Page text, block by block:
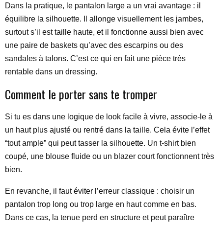
Dans la pratique, le pantalon large a un vrai avantage : il
équilibre la silhouette. Il allonge visuellement les jambes,
surtout s’il est taille haute, et il fonctionne aussi bien avec
une paire de baskets qu’avec des escarpins ou des
sandales à talons. C’est ce qui en fait une pièce très
rentable dans un dressing.
Comment le porter sans te tromper
Si tu es dans une logique de look facile à vivre, associe-le à
un haut plus ajusté ou rentré dans la taille. Cela évite l’effet
“tout ample” qui peut tasser la silhouette. Un t-shirt bien
coupé, une blouse fluide ou un blazer court fonctionnent très
bien.
En revanche, il faut éviter l’erreur classique : choisir un
pantalon trop long ou trop large en haut comme en bas.
Dans ce cas, la tenue perd en structure et peut paraître